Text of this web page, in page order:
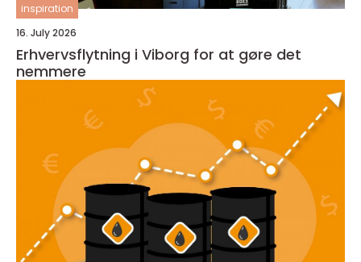
inspiration
16. July 2026
Erhvervsflytning i Viborg for at gøre det
nemmere